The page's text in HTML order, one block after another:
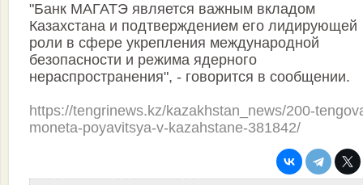
"Банк МАГАТЭ является важным вкладом
Казахстана и подтверждением его лидирующей
роли в сфере укрепления международной
безопасности и режима ядерного
нераспространения", - говорится в сообщении.
https://tengrinews.kz/kazakhstan_news/200-
moneta-poyavitsya-v-kazahstane-381842/